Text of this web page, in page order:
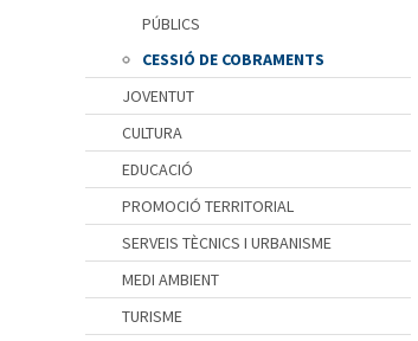
PÚBLICS
CESSIÓ DE COBRAMENTS
JOVENTUT
CULTURA
EDUCACIÓ
PROMOCIÓ TERRITORIAL
SERVEIS TÈCNICS I URBANISME
MEDI AMBIENT
TURISME